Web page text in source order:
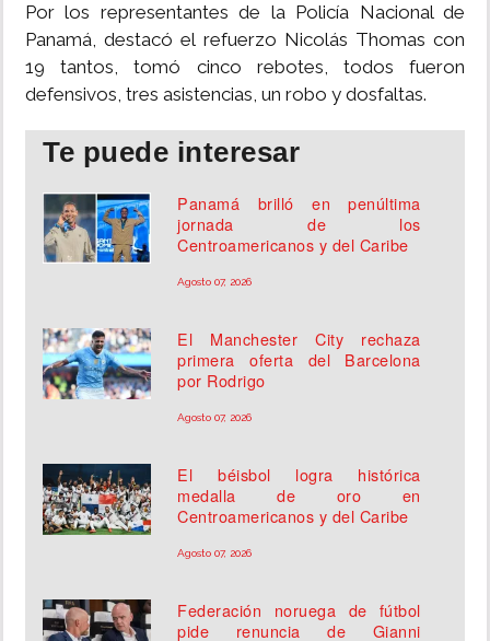
Por los representantes de la Policía Nacional de
Panamá, destacó el refuerzo Nicolás Thomas con
19 tantos, tomó cinco rebotes, todos fueron
defensivos, tres asistencias, un robo y dosfaltas.
Te puede interesar
Panamá brilló en penúltima
jornada de los
Centroamericanos y del Caribe
Agosto 07, 2026
El Manchester City rechaza
primera oferta del Barcelona
por Rodrigo
Agosto 07, 2026
El béisbol logra histórica
medalla de oro en
Centroamericanos y del Caribe
Agosto 07, 2026
Federación noruega de fútbol
pide renuncia de Gianni